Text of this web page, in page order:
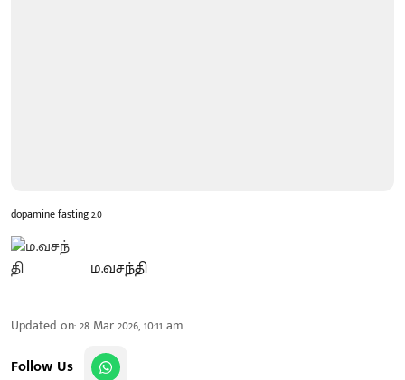
dopamine fasting 2.0
ம.வசந்தி
Updated on:28 Mar 2026, 10:11 am
Follow Us